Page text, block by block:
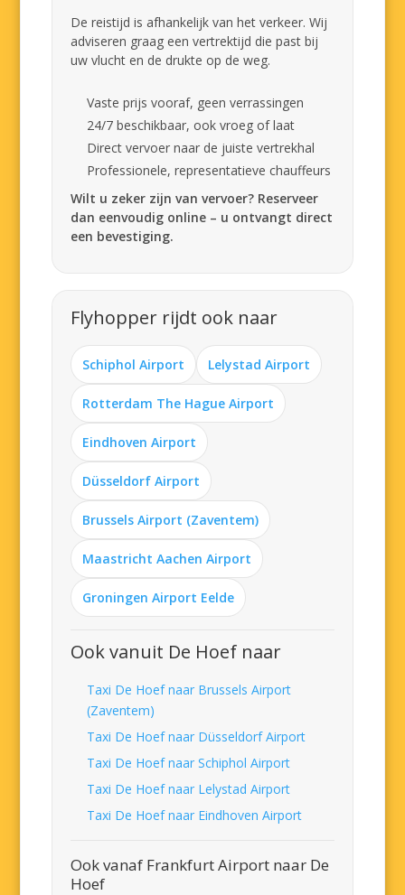
De reistijd is afhankelijk van het verkeer. Wij
adviseren graag een vertrektijd die past bij
uw vlucht en de drukte op de weg.
Vaste prijs vooraf, geen verrassingen
24/7 beschikbaar, ook vroeg of laat
Direct vervoer naar de juiste vertrekhal
Professionele, representatieve chauffeurs
Wilt u zeker zijn van vervoer? Reserveer
dan eenvoudig online – u ontvangt direct
een bevestiging.
Flyhopper rijdt ook naar
Schiphol Airport Lelystad Airport
Rotterdam The Hague Airport
Eindhoven Airport
Düsseldorf Airport
Brussels Airport (Zaventem)
Maastricht Aachen Airport
Groningen Airport Eelde
Ook vanuit De Hoef naar
Taxi De Hoef naar Brussels Airport
(Zaventem)
Taxi De Hoef naar Düsseldorf Airport
Taxi De Hoef naar Schiphol Airport
Taxi De Hoef naar Lelystad Airport
Taxi De Hoef naar Eindhoven Airport
Ook vanaf Frankfurt Airport naar De
Hoef